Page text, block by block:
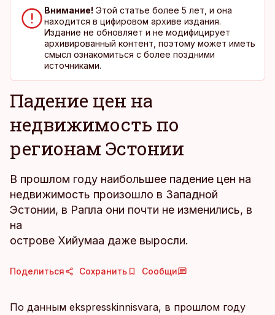
Внимание! Этой статье более 5 лет, и она
находится в цифировом архиве издания.
Издание не обновляет и не модифицирует
архивированный контент, поэтому может иметь
смысл ознакомиться с более поздними
источниками.
Падение цен на
недвижимость по
регионам Эстонии
В прошлом году наибольшее падение цен на
недвижимость произошло в Западной
Эстонии, в Рапла они почти не изменились, в
на
острове Хийумаа даже выросли.
Поделиться Сохранить Сообщи
По данным ekspresskinnisvara, в прошлом году